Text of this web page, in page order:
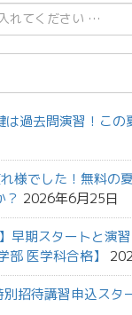
過去問演習！この
様でした！無料の
2026年6月25日
早期スタートと演
部 医学科合格】
招待講習申込スタ